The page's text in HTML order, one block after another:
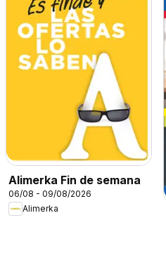
Alimerka Fin de semana
06/08 - 09/08/2026
Alimerka